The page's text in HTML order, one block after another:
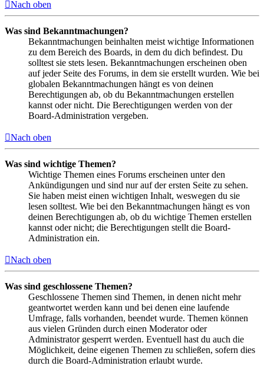
Nach oben
Was sind Bekanntmachungen?
Bekanntmachungen beinhalten meist wichtige Informationen
zu dem Bereich des Boards, in dem du dich befindest. Du
solltest sie stets lesen. Bekanntmachungen erscheinen oben
auf jeder Seite des Forums, in dem sie erstellt wurden. Wie bei
globalen Bekanntmachungen hängt es von deinen
Berechtigungen ab, ob du Bekanntmachungen erstellen
kannst oder nicht. Die Berechtigungen werden von der
Board-Administration vergeben.
Nach oben
Was sind wichtige Themen?
Wichtige Themen eines Forums erscheinen unter den
Ankündigungen und sind nur auf der ersten Seite zu sehen.
Sie haben meist einen wichtigen Inhalt, weswegen du sie
lesen solltest. Wie bei den Bekanntmachungen hängt es von
deinen Berechtigungen ab, ob du wichtige Themen erstellen
kannst oder nicht; die Berechtigungen stellt die Board-
Administration ein.
Nach oben
Was sind geschlossene Themen?
Geschlossene Themen sind Themen, in denen nicht mehr
geantwortet werden kann und bei denen eine laufende
Umfrage, falls vorhanden, beendet wurde. Themen können
aus vielen Gründen durch einen Moderator oder
Administrator gesperrt werden. Eventuell hast du auch die
Möglichkeit, deine eigenen Themen zu schließen, sofern dies
durch die Board-Administration erlaubt wurde.